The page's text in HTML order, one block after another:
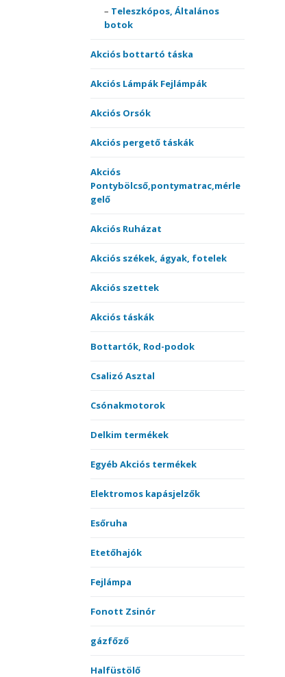
merítőnyelek
Teleszkópos, Általános
botok
Akciós bottartó táska
Akciós Lámpák Fejlámpák
Akciós Orsók
Akciós pergető táskák
Akciós
Pontybölcső,pontymatrac,mérle
gelő
Akciós Ruházat
Akciós székek, ágyak, fotelek
Akciós szettek
Akciós táskák
Bottartók, Rod-podok
Csalizó Asztal
Csónakmotorok
Delkim termékek
Egyéb Akciós termékek
Elektromos kapásjelzők
Esőruha
Etetőhajók
Fejlámpa
Fonott Zsinór
gázfőző
Halfüstölő